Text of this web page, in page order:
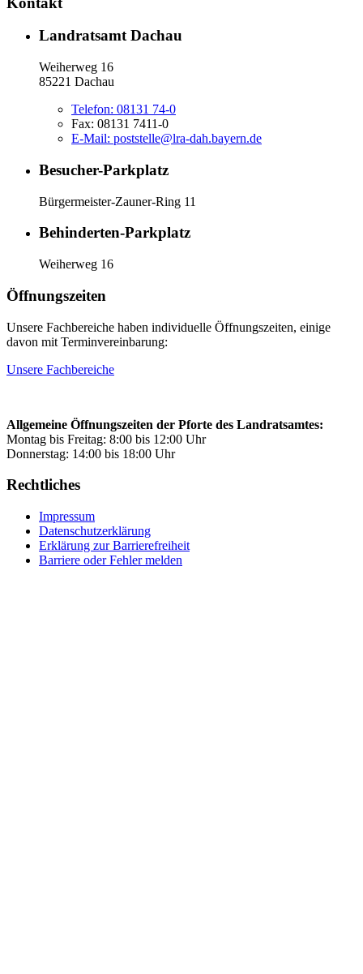
Landratsamt Dachau
Weiherweg 16
85221 Dachau
Telefon: 08131 74-0
Fax: 08131 7411-0
E-Mail: poststelle@lra-dah.bayern.de
Besucher-Parkplatz
Bürgermeister-Zauner-Ring 11
Behinderten-Parkplatz
Weiherweg 16
Öffnungszeiten
Unsere Fachbereiche haben individuelle Öffnungszeiten, einige
davon mit Terminvereinbarung:
Unsere Fachbereiche
Allgemeine Öffnungszeiten der Pforte des Landratsamtes:
Montag bis Freitag: 8:00 bis 12:00 Uhr
Donnerstag: 14:00 bis 18:00 Uhr
Rechtliches
Impressum
Datenschutzerklärung
Erklärung zur Barrierefreiheit
Barriere oder Fehler melden